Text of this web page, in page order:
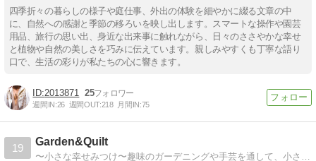
四季折々の暮らしの様子や庭仕事、外出の体験を細やかに綴る文章の中
に、自然への感謝と季節の移ろいを映し出します。スマートな操作や園芸
用品、旅行の思い出、身近な出来事に触れながら、日々のささやかな幸せ
と植物や自然の美しさを巧みに伝えています。親しみやすくも丁寧な語り
口で、生活の彩りが私たちの心に響きます。
2013871 25
週間IN:26 週間OUT:218 月間IN:75
19
Garden&Quilt